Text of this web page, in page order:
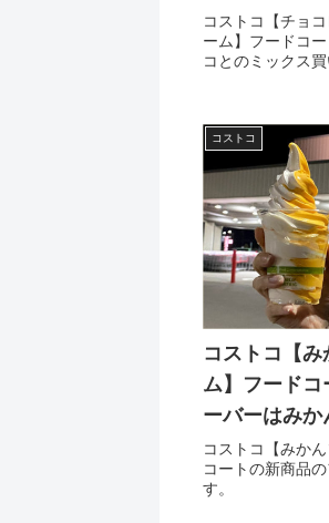
買いました。
コストコ【チョ
ーム】フードコ
コとのミックス買
コストコ
コストコ【
ム】フードコ
ーバーはみか
コストコ【みか
コートの新商品
す。